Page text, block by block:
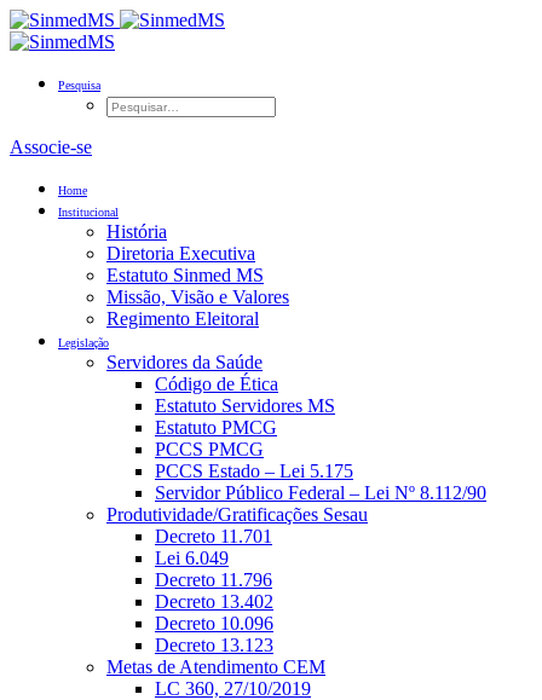
Pesquisa
Associe-se
Home
Institucional
História
Diretoria Executiva
Estatuto Sinmed MS
Missão, Visão e Valores
Regimento Eleitoral
Legislação
Servidores da Saúde
Código de Ética
Estatuto Servidores MS
Estatuto PMCG
PCCS PMCG
PCCS Estado – Lei 5.175
Servidor Público Federal – Lei Nº 8.112/90
Produtividade/Gratificações Sesau
Decreto 11.701
Lei 6.049
Decreto 11.796
Decreto 13.402
Decreto 10.096
Decreto 13.123
Metas de Atendimento CEM
LC 360, 27/10/2019